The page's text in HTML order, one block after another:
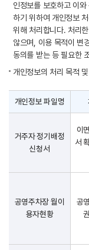
인정보를 보호하고 이
하기 위하여 개인정보
위해 처리합니다. 처리
않으며, 이용 목적이 변
동의를 받는 등 필요한
개인정보의 처리 목적
개인정보 파일명
거주자 정기배정
신청서
이
서
공영주차장 월이
용자현황
공